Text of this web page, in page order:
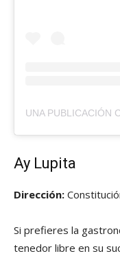
Ay Lupita
Dirección:
Si prefieres la
tenedor libre en su